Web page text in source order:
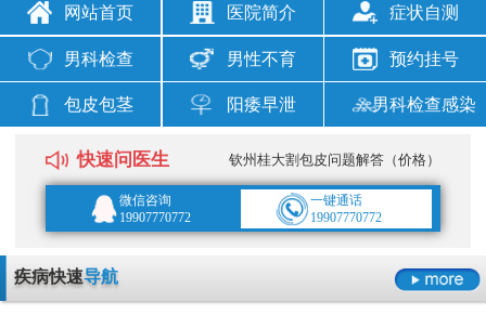
网站首页 医院简介 症状自测
男科检查 男性不育 预约挂号
包皮包茎 阳痿早泄 男科检查感染
快速问医生 钦州桂大割包皮问题解答（价格）
微信咨询
19907770772
一键通话
19907770772
疾病快速导航